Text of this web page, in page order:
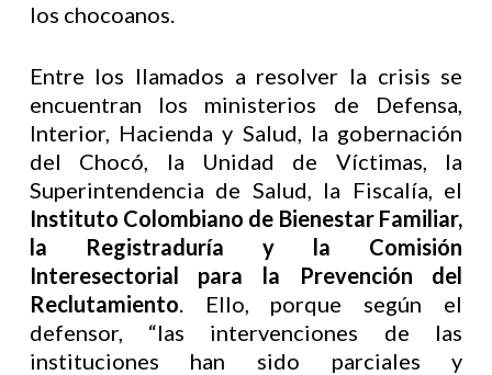
los chocoanos.
Entre los llamados a resolver la crisis se
encuentran los ministerios de Defensa,
Interior, Hacienda y Salud, la gobernación
del Chocó, la Unidad de Víctimas, la
Superintendencia de Salud, la Fiscalía, el
Instituto Colombiano de Bienestar Familiar,
la Registraduría y la Comisión
Interesectorial para la Prevención del
Reclutamiento. Ello, porque según el
defensor, “las intervenciones de las
instituciones han sido parciales y